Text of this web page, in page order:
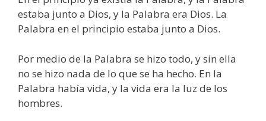
estaba junto a Dios, y la Palabra era Dios. La
Palabra en el principio estaba junto a Dios.
Por medio de la Palabra se hizo todo, y sin ella
no se hizo nada de lo que se ha hecho. En la
Palabra había vida, y la vida era la luz de los
hombres.